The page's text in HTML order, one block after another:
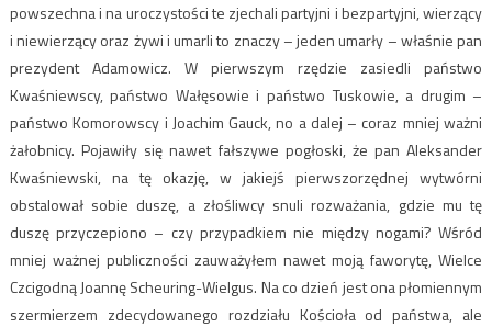
powszechna i na uroczystości te zjechali partyjni i bezpartyjni, wierzący
i niewierzący oraz żywi i umarli to znaczy – jeden umarły – właśnie pan
prezydent Adamowicz. W pierwszym rzędzie zasiedli państwo
Kwaśniewscy, państwo Wałęsowie i państwo Tuskowie, a drugim –
państwo Komorowscy i Joachim Gauck, no a dalej – coraz mniej ważni
żałobnicy. Pojawiły się nawet fałszywe pogłoski, że pan Aleksander
Kwaśniewski, na tę okazję, w jakiejś pierwszorzędnej wytwórni
obstalował sobie duszę, a złośliwcy snuli rozważania, gdzie mu tę
duszę przyczepiono – czy przypadkiem nie między nogami? Wśród
mniej ważnej publiczności zauważyłem nawet moją faworytę, Wielce
Czcigodną Joannę Scheuring-Wielgus. Na co dzień jest ona płomiennym
szermierzem zdecydowanego rozdziału Kościoła od państwa, ale